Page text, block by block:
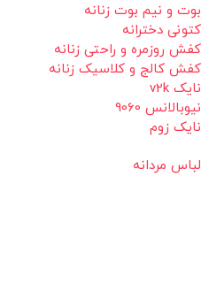
بوت و نیم بوت زنانه
کتونی دخترانه
کفش روزمره و راحتی زنانه
کفش کالج و کلاسیک زنانه
نایک v2k
نیوبالانس 9060
نایک زوم
لباس مردانه